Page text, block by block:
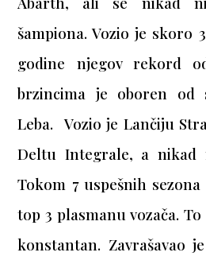
šampiona. Vozio je skoro
godine njegov rekord
brzincima je oboren od
Leba. Vozio je Lančiju
Deltu Integrale, a nikad
Tokom 7 uspešnih
top 3 plasmanu vozača.
konstantan. Zavrašavao